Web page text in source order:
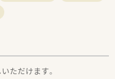
ただけます。